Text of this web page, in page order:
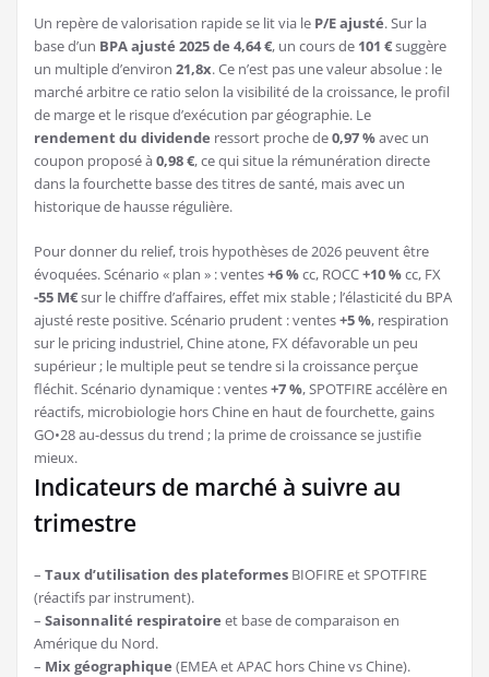
Un repère de valorisation rapide se lit via le P/E ajusté. Sur la
base d’un BPA ajusté 2025 de 4,64 €, un cours de 101 €suggère
un multiple d’environ 21,8x. Ce n’est pas une valeur absolue : le
marché arbitre ce ratio selon la visibilité de la croissance, le profil
de marge et le risque d’exécution par géographie. Le
rendement du dividende ressort proche de0,97 %avec un
coupon proposé à0,98 €, ce qui situe la rémunération directe
dans la fourchette basse des titres de santé, mais avec un
historique de hausse régulière.
Pour donner du relief, trois hypothèses de 2026 peuvent être
évoquées. Scénario « plan » : ventes+6 %cc, ROCC+10 %cc, FX
-55 M€sur le chiffre d’affaires, effet mix stable ; l’élasticité du BPA
ajusté reste positive. Scénario prudent : ventes+5 %, respiration
sur le pricing industriel, Chine atone, FX défavorable un peu
supérieur ; le multiple peut se tendre si la croissance perçue
fléchit. Scénario dynamique : ventes+7 %, SPOTFIRE accélère en
réactifs, microbiologie hors Chine en haut de fourchette, gains
GO•28 au-dessus du trend ; la prime de croissance se justifie
mieux.
Indicateurs de marché à suivre au
trimestre
– Taux d’utilisation des plateformes BIOFIRE et SPOTFIRE
(réactifs par instrument).
– Saisonnalité respiratoire et base de comparaison en
Amérique du Nord.
– Mix géographique (EMEA et APAC hors Chine vs Chine).